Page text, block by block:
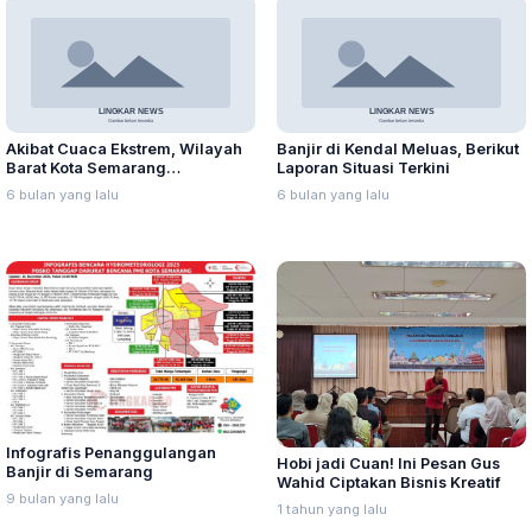
Akibat Cuaca Ekstrem, Wilayah
Barat Kota Semarang
Terdampak Banjir dan Longsor
6 bulan yang lalu
Banjir di Kendal Meluas, Berikut
Laporan Situasi Terkini
6 bulan yang lalu
Infografis Penanggulangan
Banjir di Semarang
9 bulan yang lalu
Hobi jadi Cuan! Ini Pesan Gus
Wahid Ciptakan Bisnis Kreatif
1 tahun yang lalu